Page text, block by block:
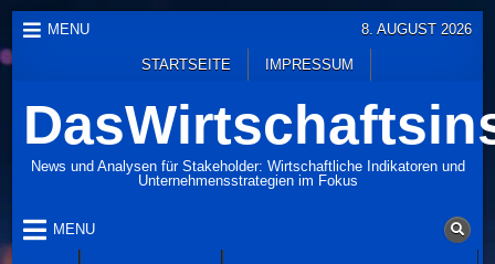
Skip
to
content
MENU
STARTSEITE IMPRESSUM
8. AUGUST 2026
News und Analysen für Stakeholder: Wirtschaftliche Indikatoren und
Unternehmensstrategien im Fokus
MENU